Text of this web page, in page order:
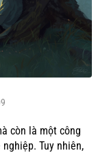
còn là một công
Tuy nhiên,